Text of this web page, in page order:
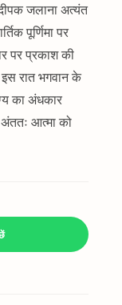
जलाना अत्यंत
पूर्णिमा पर
पर प्रकाश की
रात भगवान के
का अंधकार
आत्मा को